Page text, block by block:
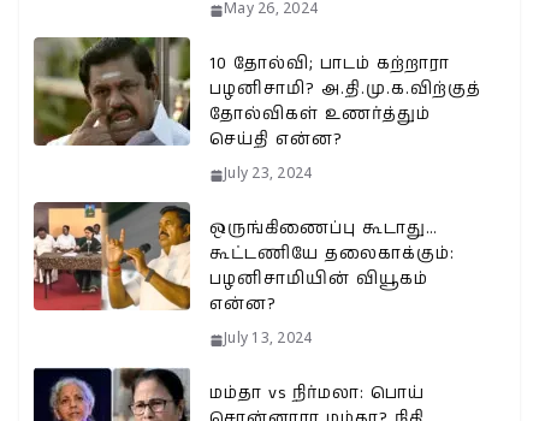
May 26, 2024
10 தோல்வி; பாடம் கற்றாரா
பழனிசாமி? அ.தி.மு.க.விற்குத்
தோல்விகள் உணர்த்தும்
செய்தி என்ன?
July 23, 2024
ஒருங்கிணைப்பு கூடாது…
கூட்டணியே தலைகாக்கும்:
பழனிசாமியின் வியூகம்
என்ன?
July 13, 2024
மம்தா vs நிர்மலா: பொய்